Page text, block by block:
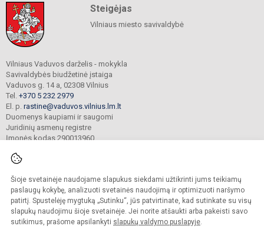
Šioje svetainėje naudojame slapukus siekdami užtikrinti jums teikiamų
paslaugų kokybę, analizuoti svetainės naudojimą ir optimizuoti naršymo
patirtį. Spustelėję mygtuką „Sutinku“, jūs patvirtinate, kad sutinkate su visų
slapukų naudojimu šioje svetainėje. Jei norite atšaukti arba pakeisti savo
sutikimus, prašome apsilankyti slapukų valdymo puslapyje.
Steigėjas
Vilniaus miesto savivaldybė
Vilniaus Vaduvos darželis - mokykla
Savivaldybės biudžetinė įstaiga
Vaduvos g. 14 a, 02308 Vilnius
Tel. +370 5 232 2979
El. p. rastine@vaduvos.vilnius.lm.lt
Duomenys kaupiami ir saugomi
Juridinių asmenų registre
Įmonės kodas 290013960
© 2023. Vilniaus Vaduvos darželis - mokykla. Visos teisės saugomos.
Kopijuoti turinį be raštiško įstaigos administracijos sutikimo griežtai draudžiama.
Prieinamumo paraiška Slapukų politika
Sumanus būdas atnaujinti